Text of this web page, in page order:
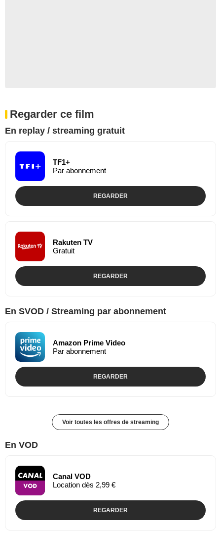
Regarder ce film
En replay / streaming gratuit
TF1+
Par abonnement
REGARDER
Rakuten TV
Gratuit
REGARDER
En SVOD / Streaming par abonnement
Amazon Prime Video
Par abonnement
REGARDER
Voir toutes les offres de streaming
En VOD
Canal VOD
Location dès 2,99 €
REGARDER